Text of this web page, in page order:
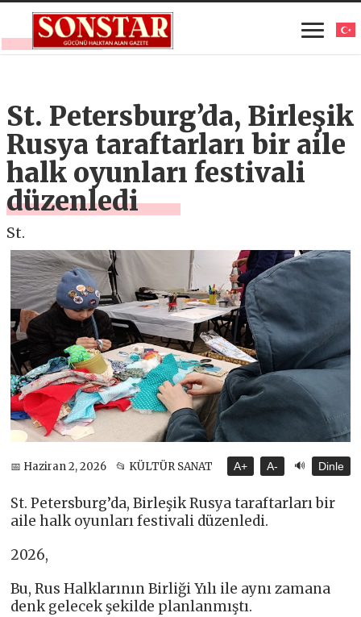
St. Petersburg’da, Birleşik
Rusya taraftarları bir aile
halk oyunları festivali
düzenledi
St.
📅 Haziran 2, 2026 📂 KÜLTÜR SANAT A+ A- 🔊 Dinle
St. Petersburg’da, Birleşik Rusya taraftarları bir
aile halk oyunları festivali düzenledi.
2026,
Bu, Rus Halklarının Birliği Yılı ile aynı zamana
denk gelecek şekilde planlanmıştı.